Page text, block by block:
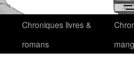
Chroniques livres &
romans